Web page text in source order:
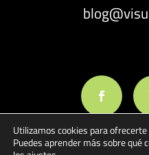
Utilizamos cookies para
Puedes aprender más sobre qué